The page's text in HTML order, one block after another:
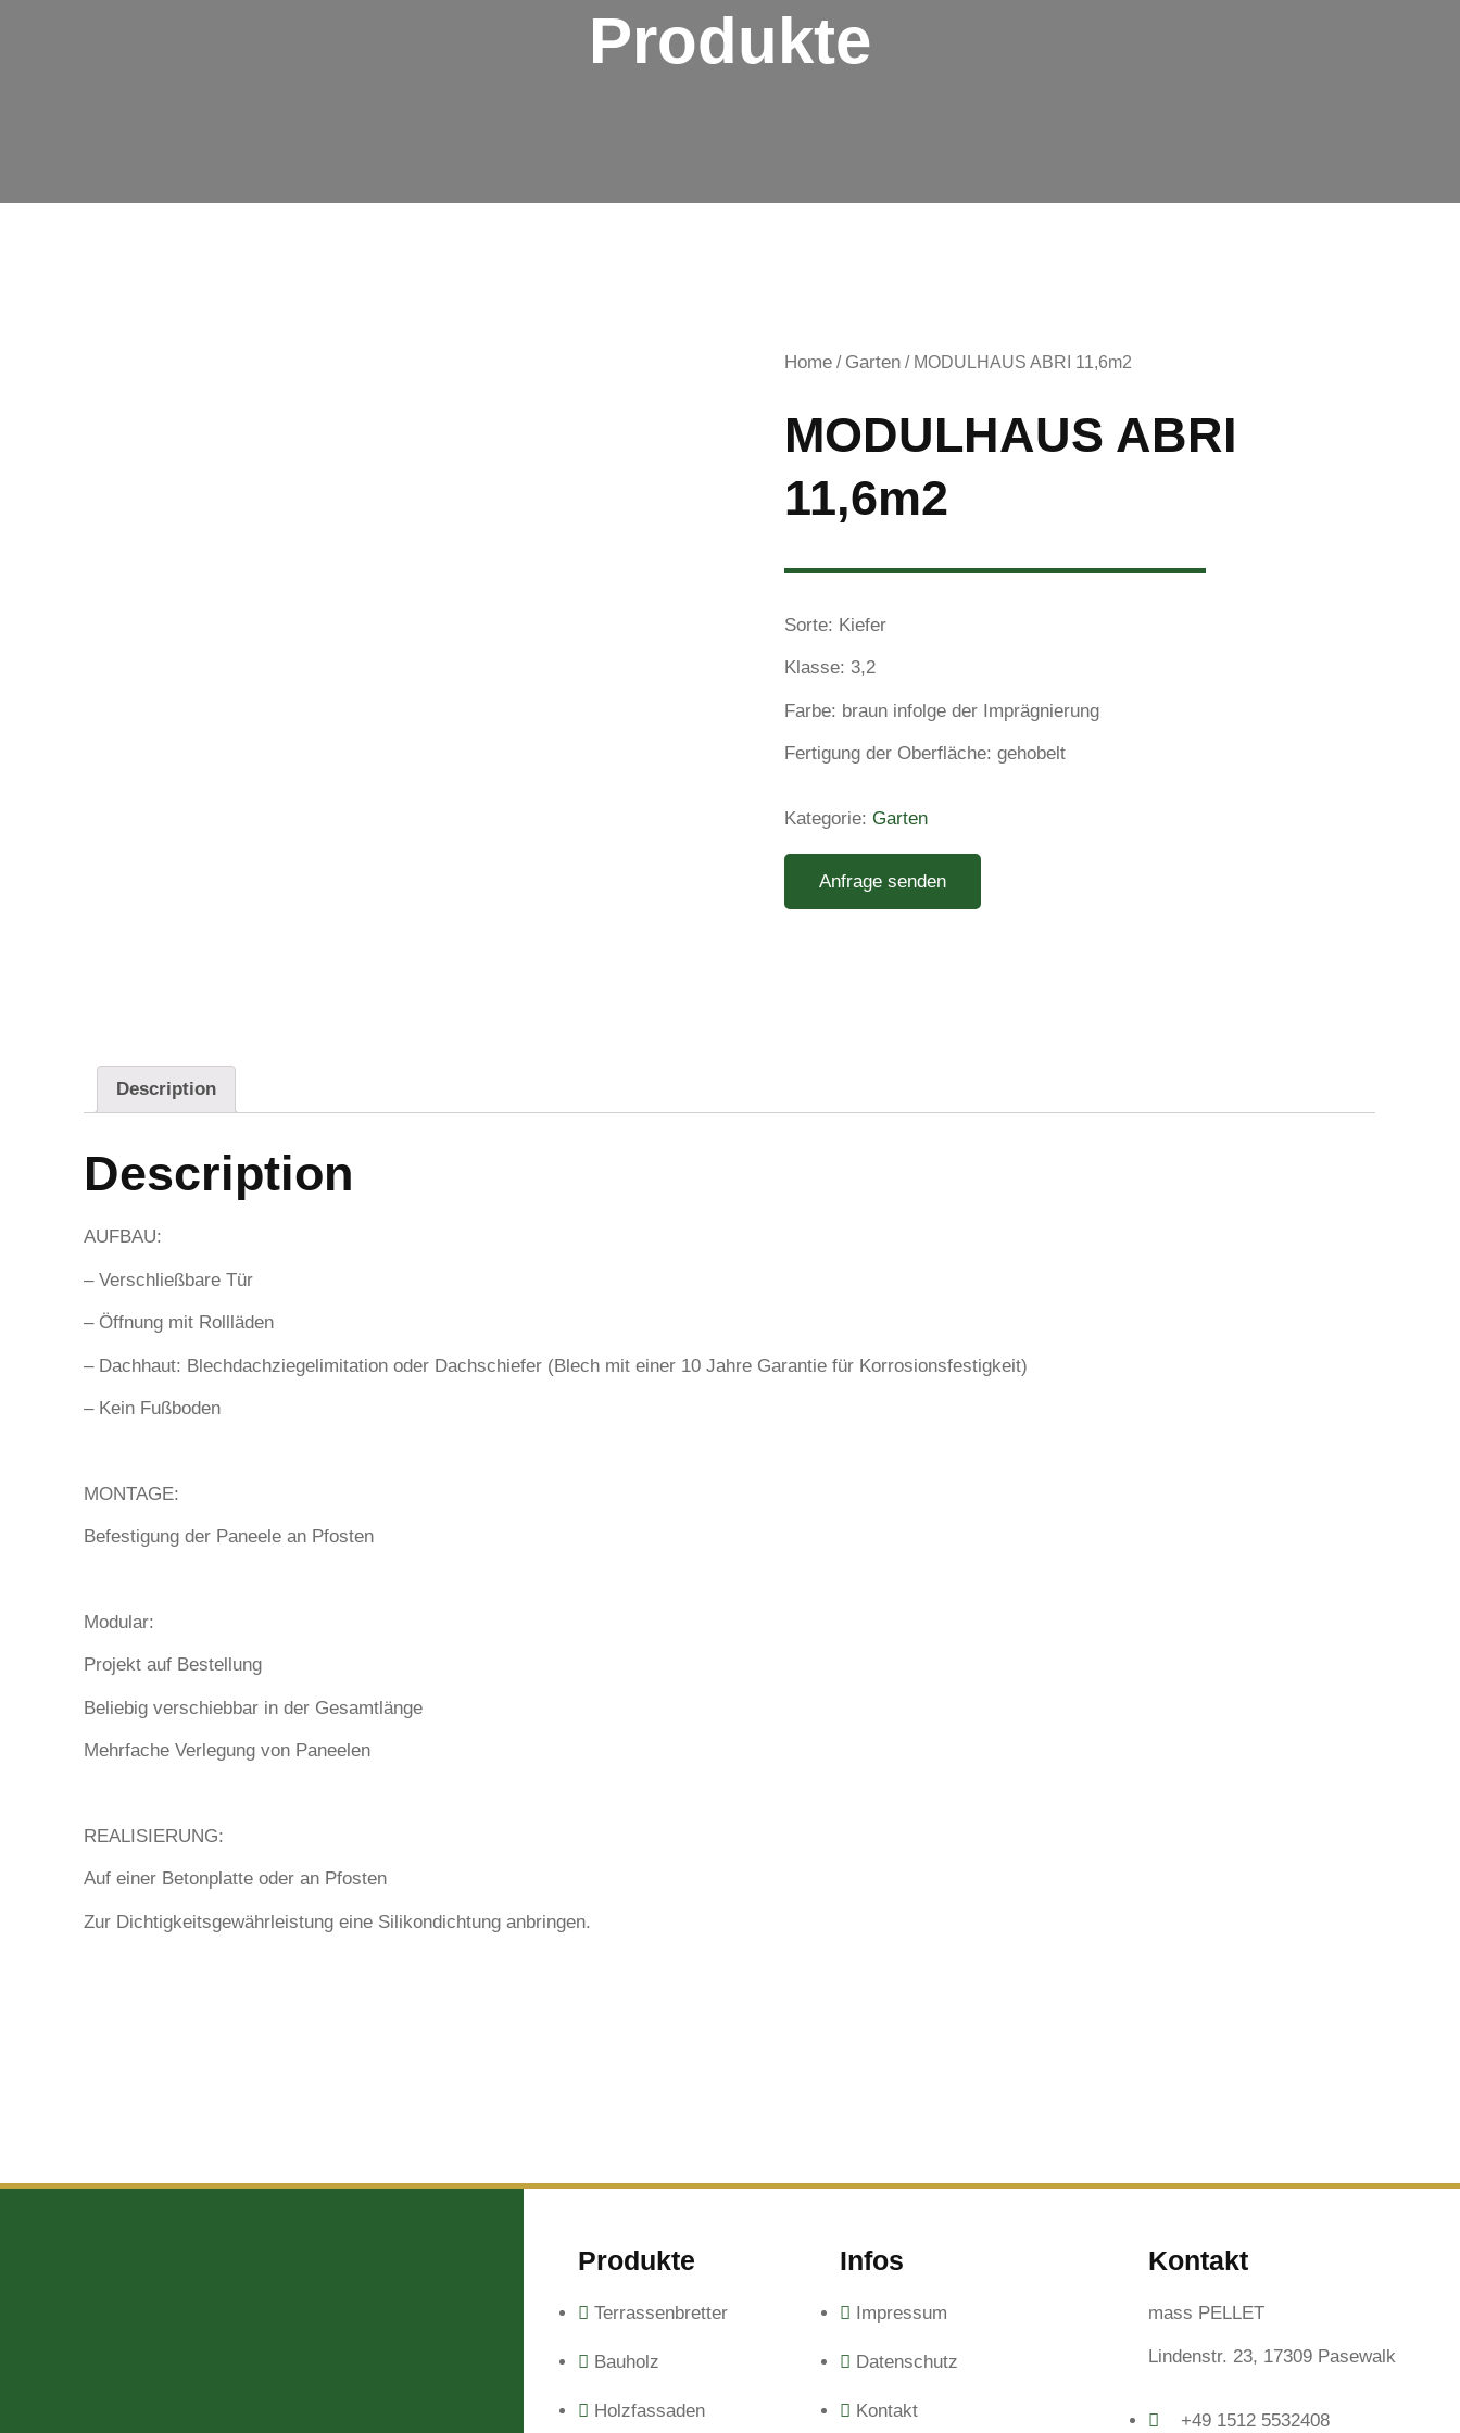
Produkte
Home / Garten / MODULHAUS ABRI 11,6m2
MODULHAUS ABRI
11,6m2
Sorte: Kiefer
Klasse: 3,2
Farbe: braun infolge der Imprägnierung
Fertigung der Oberfläche: gehobelt
Kategorie: Garten
Anfrage senden
Description
Description
AUFBAU:
– Verschließbare Tür
– Öffnung mit Rollläden
– Dachhaut: Blechdachziegelimitation oder Dachschiefer (Blech mit einer 10 Jahre Garantie für Korrosionsfestigkeit)
– Kein Fußboden
MONTAGE:
Befestigung der Paneele an Pfosten
Modular:
Projekt auf Bestellung
Beliebig verschiebbar in der Gesamtlänge
Mehrfache Verlegung von Paneelen
REALISIERUNG:
Auf einer Betonplatte oder an Pfosten
Zur Dichtigkeitsgewährleistung eine Silikondichtung anbringen.
Produkte
Terrassenbretter
Bauholz
Holzfassaden
Infos
Impressum
Datenschutz
Kontakt
Kontakt
mass PELLET
Lindenstr. 23, 17309 Pasewalk
+49 1512 5532408